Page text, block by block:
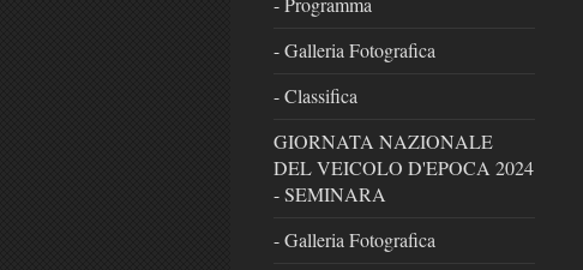
- Galleria Fotografica
- Classifica
GIORNATA NAZIONALE
DEL VEICOLO D'EPOCA 2024
- SEMINARA
- Galleria Fotografica